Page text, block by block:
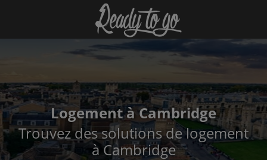
Logement à Cambridge
Trouvez des solutions de logement
à Cambridge